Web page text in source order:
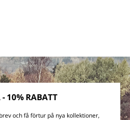
10% RABATT
och få förtur på nya kollektioner,